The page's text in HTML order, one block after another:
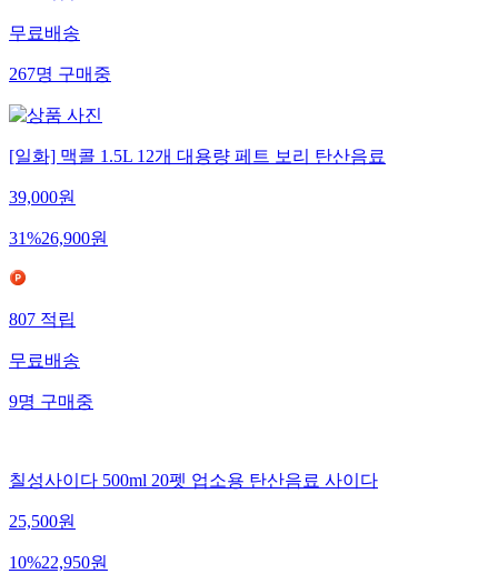
무료배송
267명 구매중
[일화] 맥콜 1.5L 12개 대용량 페트 보리 탄산음료
39,000원
31%26,900원
807 적립
무료배송
9명 구매중
칠성사이다 500ml 20펫 업소용 탄산음료 사이다
25,500원
10%22,950원